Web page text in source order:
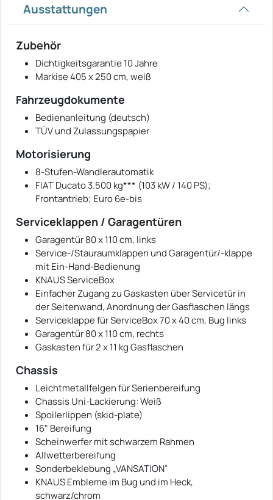
Ausstattungen
Zubehör
Dichtigkeitsgarantie 10 Jahre
Markise 405 x 250 cm, weiß
Fahrzeugdokumente
Bedienanleitung (deutsch)
TÜV und Zulassungspapier
Motorisierung
8-Stufen-Wandlerautomatik
FIAT Ducato 3.500 kg*** (103 kW / 140 PS);
Frontantrieb; Euro 6e-bis
Serviceklappen / Garagentüren
Garagentür 80 x 110 cm, links
Service-/Stauraumklappen und Garagentür/-klappe
mit Ein-Hand-Bedienung
KNAUS ServiceBox
Einfacher Zugang zu Gaskasten über Servicetür in
der Seitenwand, Anordnung der Gasflaschen längs
Serviceklappe für ServiceBox 70 x 40 cm, Bug links
Garagentür 80 x 110 cm, rechts
Gaskasten für 2 x 11 kg Gasflaschen
Chassis
Leichtmetallfelgen für Serienbereifung
Chassis Uni-Lackierung: Weiß
Spoilerlippen (skid-plate)
16" Bereifung
Scheinwerfer mit schwarzem Rahmen
Allwetterbereifung
Sonderbeklebung „VANSATION“
KNAUS Embleme im Bug und im Heck,
schwarz/chrom